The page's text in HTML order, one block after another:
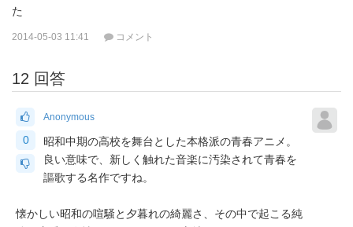
た
2014-05-03 11:41 コメント
12 回答
0
Anonymous
昭和中期の高校を舞台とした本格派の青春アニメ。
良い意味で、新しく触れた音楽に汚染されて青春を
謳歌する名作ですね。
懐かしい昭和の喧騒と夕暮れの綺麗さ、その中で起こる純